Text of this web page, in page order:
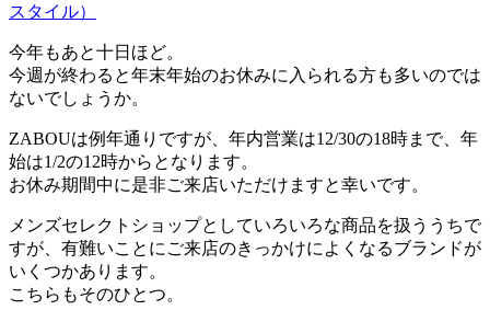
スタイル）
今年もあと十日ほど。
今週が終わると年末年始のお休みに入られる方も多いのでは
ないでしょうか。
ZABOUは例年通りですが、年内営業は12/30の18時まで、年
始は1/2の12時からとなります。
お休み期間中に是非ご来店いただけますと幸いです。
メンズセレクトショップとしていろいろな商品を扱ううちで
すが、有難いことにご来店のきっかけによくなるブランドが
いくつかあります。
こちらもそのひとつ。